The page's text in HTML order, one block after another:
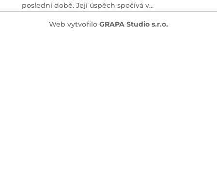
poslední době. Její úspěch spočívá v...
Web vytvořilo GRAPA Studio s.r.o.